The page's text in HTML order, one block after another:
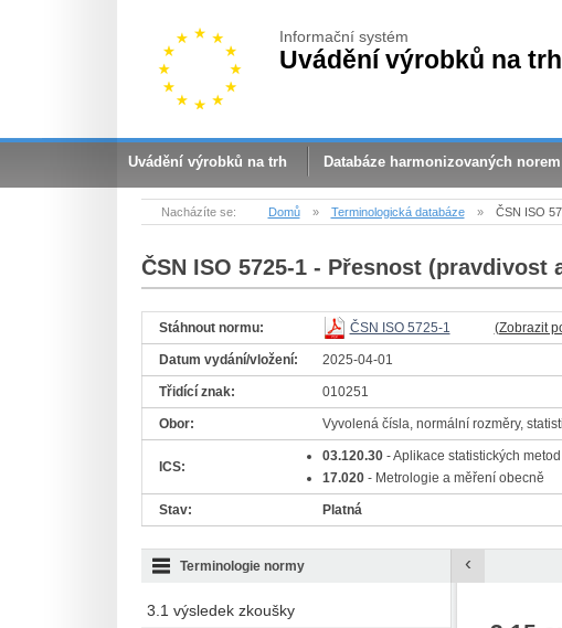
Informační systém
Uvádění výrobků na trh
Uvádění výrobků na trh Databáze harmonizovaných norem
Nacházíte se: Domů » Terminologická databáze » ČSN ISO
ČSN ISO 5725-1- Přesnost (pravdivost
Stáhnout normu: ČSN ISO 5725-1 (Zobrazit
Datum vydání/vložení: 2025-04-01
Třidící znak: 010251
Obor: Vyvolená čísla, normální rozměry,
ICS:
03.120.30- Aplikace statistických metod
17.020- Metrologie a měření obecně
Stav: Platná
3.1 výsledek zkoušky
Terminologie normy ‹